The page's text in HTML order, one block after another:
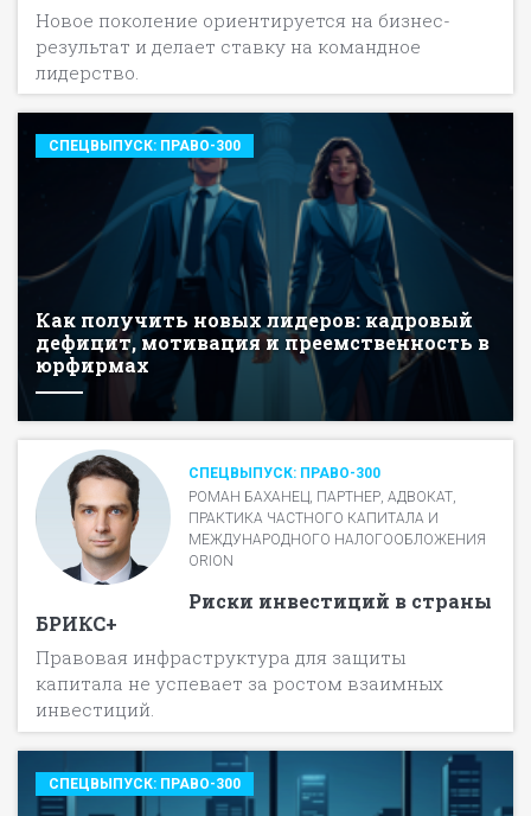
Новое поколение ориентируется на бизнес-
результат и делает ставку на командное
лидерство.
СПЕЦВЫПУСК: ПРАВО-300
Как получить новых лидеров: кадровый
дефицит, мотивация и преемственность в
юрфирмах
СПЕЦВЫПУСК: ПРАВО-300
РОМАН БАХАНЕЦ, ПАРТНЕР, АДВОКАТ,
ПРАКТИКА ЧАСТНОГО КАПИТАЛА И
МЕЖДУНАРОДНОГО НАЛОГООБЛОЖЕНИЯ
ORION
Риски инвестиций в страны
БРИКС+
Правовая инфраструктура для защиты
капитала не успевает за ростом взаимных
инвестиций.
СПЕЦВЫПУСК: ПРАВО-300